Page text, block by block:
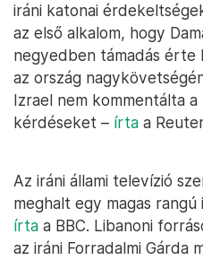
iráni katonai
az első alkalom, hogy
negyedben támadás érte
az ország
Izrael nem kommentálta
kérdéseket – írta a
Az iráni állami televízió
meghalt egy magas
írta a BBC. Libanoni
az iráni Forradalmi Gárda